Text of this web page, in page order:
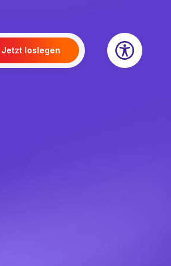
Jetzt loslegen